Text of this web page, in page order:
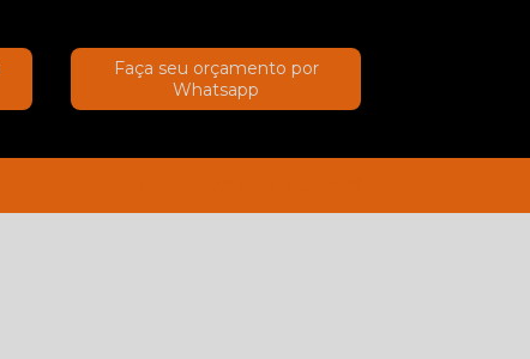
Faça seu orçamento por
Whatsapp